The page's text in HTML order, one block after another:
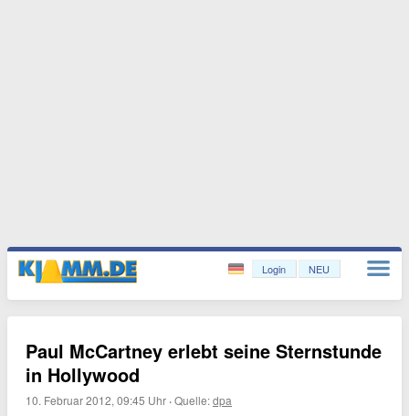
Login NEU
Paul McCartney erlebt seine Sternstunde
in Hollywood
10. Februar 2012, 09:45 Uhr ·Quelle:dpa